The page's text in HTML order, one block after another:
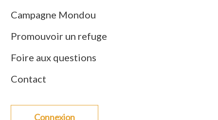
Campagne Mondou
Promouvoir un refuge
Foire aux questions
Contact
Connexion